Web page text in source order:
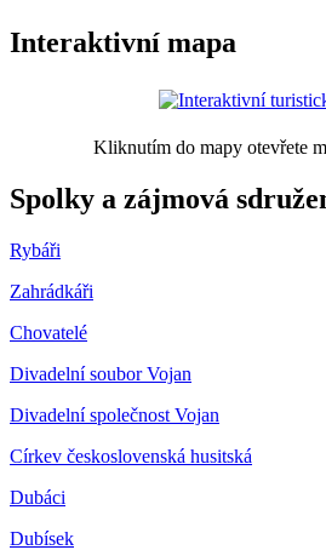
Interaktivní mapa
Kliknutím do mapy otevřete
Spolky a zájmová
Rybáři
Zahrádkáři
Chovatelé
Divadelní soubor Vojan
Divadelní společnost Vojan
Církev československá husitská
Dubáci
Dubísek